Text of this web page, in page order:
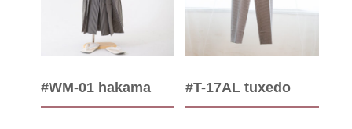
#WM-01 hakama #T-17AL tuxedo